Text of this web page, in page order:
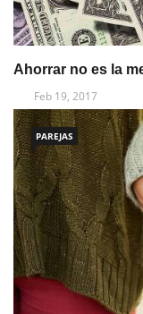
Ahorrar no es la
Feb 19, 2017
PAREJAS